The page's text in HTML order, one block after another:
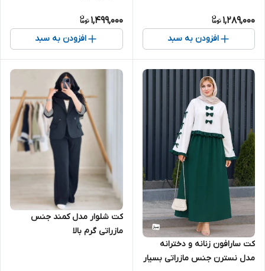
1,289,000
افزودن به سبد
1,499,000
افزودن به سبد
کت سارافون زنانه و دخترانه
مدل نسترن جنس مازراتی بسیار
کت شلوار مدل کمند جنس
مازراتی گرم بالا